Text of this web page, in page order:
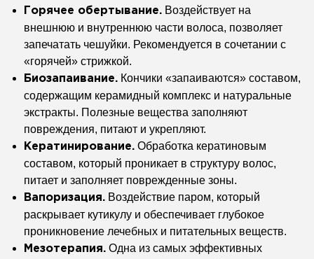
Горячее обертывание. Воздействует на
внешнюю и внутреннюю части волоса, позволяет
запечатать чешуйки. Рекомендуется в сочетании с
«горячей» стрижкой.
Биозапаивание. Кончики «запаиваются» составом,
содержащим керамидный комплекс и натуральные
экстракты. Полезные вещества заполняют
повреждения, питают и укрепляют.
Кератинирование. Обработка кератиновым
составом, который проникает в структуру волос,
питает и заполняет поврежденные зоны.
Вапоризация. Воздействие паром, который
раскрывает кутикулу и обеспечивает глубокое
проникновение лечебных и питательных веществ.
Мезотерапия. Одна из самых эффективных